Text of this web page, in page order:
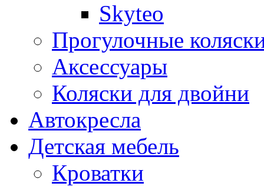
Skyteo
Прогулочные
Аксессуары
Коляски для двойни
Автокресла
Детская мебель
Кроватки